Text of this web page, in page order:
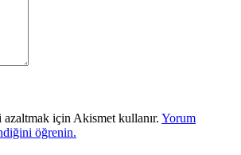
için Akismet kullanır. Yorum
öğrenin.